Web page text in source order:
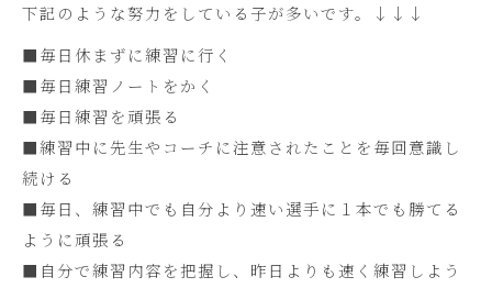
下記のような努力をしている子が多いです。↓↓↓
■毎日休まずに練習に行く
■毎日練習ノートをかく
■毎日練習を頑張る
■練習中に先生やコーチに注意されたことを毎回意識し
続ける
■毎日、練習中でも自分より速い選手に１本でも勝てる
ように頑張る
■自分で練習内容を把握し、昨日よりも速く練習しよう